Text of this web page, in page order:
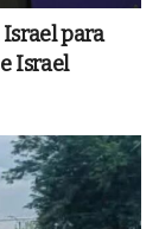
para
Israel